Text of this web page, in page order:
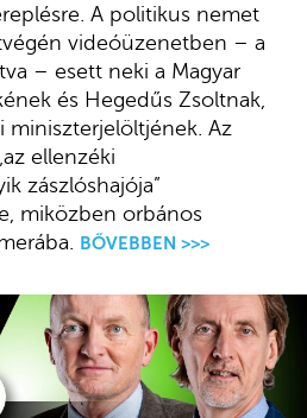
A politikus nemet
videóüzenetben – a
– esett neki a Magyar
és Hegedűs Zsoltnak,
miniszterjelöltjének. Az
ellenzéki
zászlóshajója”
miközben orbános
BŐVEBBEN >>>